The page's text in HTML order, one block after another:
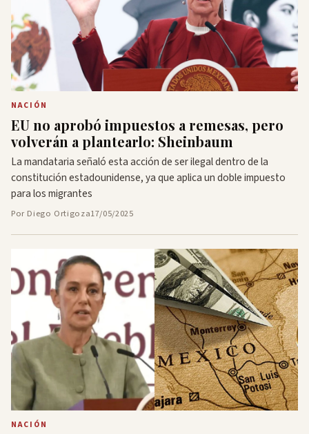
NACIÓN
EU no aprobó impuestos a remesas, pero
volverán a plantearlo: Sheinbaum
La mandataria señaló esta acción de ser ilegal dentro de la
constitución estadounidense, ya que aplica un doble impuesto
para los migrantes
Por Diego Ortigoza17/05/2025
NACIÓN